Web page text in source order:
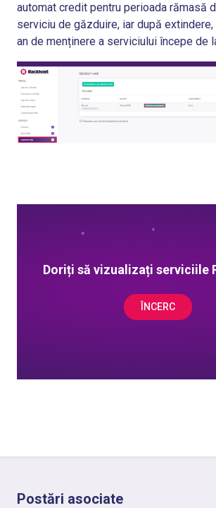
automat credit pentru perioada rămasă
serviciu de găzduire, iar după
an de menținere a serviciului începe de
Doriți să vizualizați serviciile
ÎNCERC
Postări asociate